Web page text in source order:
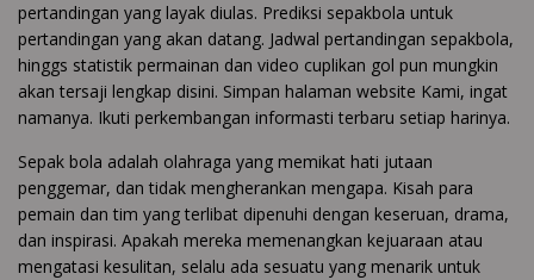
pertandingan yang layak diulas. Prediksi sepakbola untuk
pertandingan yang akan datang. Jadwal pertandingan sepakbola,
hinggs statistik permainan dan video cuplikan gol pun mungkin
akan tersaji lengkap disini. Simpan halaman website Kami, ingat
namanya. Ikuti perkembangan informasti terbaru setiap harinya.
Sepak bola adalah olahraga yang memikat hati jutaan
penggemar, dan tidak mengherankan mengapa. Kisah para
pemain dan tim yang terlibat dipenuhi dengan keseruan, drama,
dan inspirasi. Apakah mereka memenangkan kejuaraan atau
mengatasi kesulitan, selalu ada sesuatu yang menarik untuk